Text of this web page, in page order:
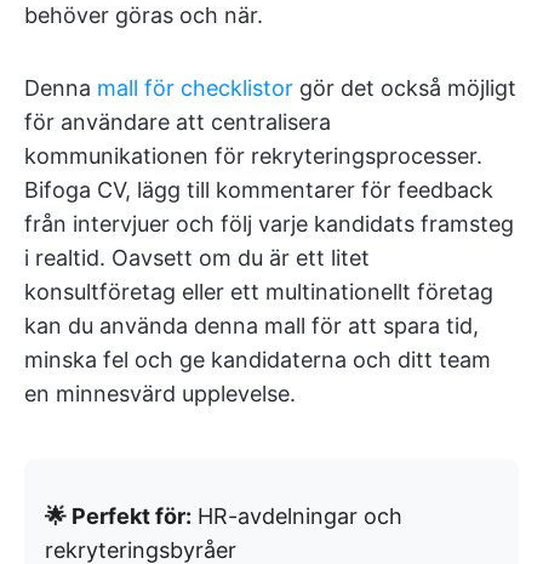
behöver göras och när.
Denna mall för checklistor gör det också möjligt
för användare att centralisera
kommunikationen för rekryteringsprocesser.
Bifoga CV, lägg till kommentarer för feedback
från intervjuer och följ varje kandidats framsteg
i realtid. Oavsett om du är ett litet
konsultföretag eller ett multinationellt företag
kan du använda denna mall för att spara tid,
minska fel och ge kandidaterna och ditt team
en minnesvärd upplevelse.
🌟 Perfekt för: HR-avdelningar och
rekryteringsbyråer